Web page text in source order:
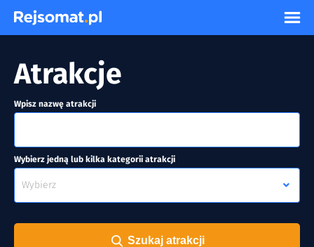
Atrakcje
Wpisz nazwę atrakcji
Wybierz jedną lub kilka kategorii atrakcji
Wybierz
Szukaj atrakcji